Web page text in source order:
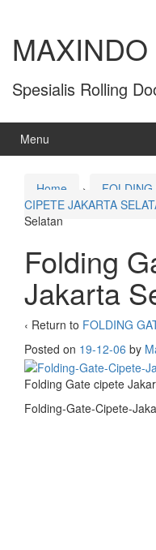
Spesialis Rolling
Menu
Home › FOLDING
CIPETE JAKARTA
Selatan
Folding
Jakarta
‹ Return to FOLDING
Posted on 19-12-06 by
Folding Gate cipete
Folding-Gate-Cipete-